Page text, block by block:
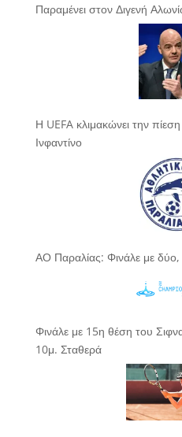
Παραμένει στον Διγενή
Η UEFA κλιμακώνει την
Ινφαντίνο
ΑΟ Παραλίας: Φινάλε με
Φινάλε με 15η θέση του
10μ. Σταθερά